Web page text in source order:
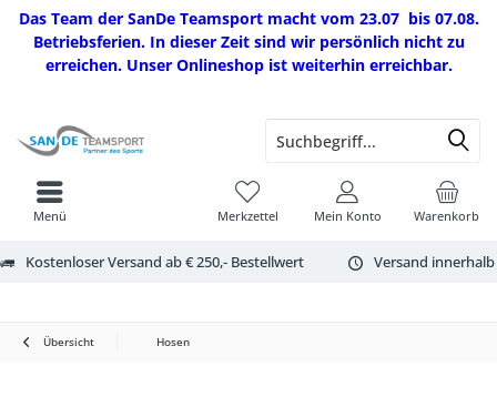
Das Team der SanDe Teamsport macht vom 23.07 bis 07.08.
Betriebsferien. In dieser Zeit sind wir persönlich nicht zu
erreichen. Unser Onlineshop ist weiterhin erreichbar.
Kostenloser Versand ab € 250,- Bestellwert Versand
Warenkorb
Merkzettel Mein Konto
Menü
Übersicht Hosen